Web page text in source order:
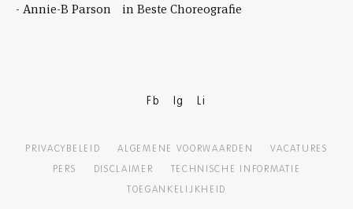
- Annie-B Parson in Beste Choreografie
Fb Ig Li
PRIVACYBELEID ALGEMENE VOORWAARDEN
VACATURES
PERS
DISCLAIMER
TECHNISCHE INFORMATIE
TOEGANKELIJKHEID